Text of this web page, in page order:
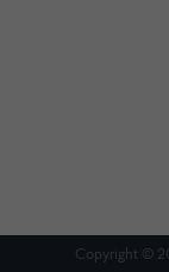
Copyright ©